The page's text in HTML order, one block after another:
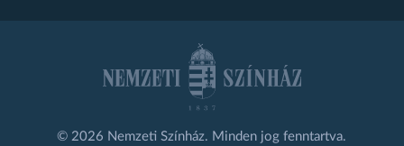
© 2026 Nemzeti Színház. Minden jog fenntartva.